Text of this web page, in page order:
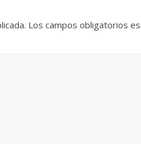
Los campos obligatorios